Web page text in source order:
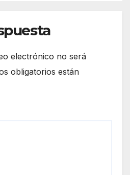
electrónico no será
obligatorios están